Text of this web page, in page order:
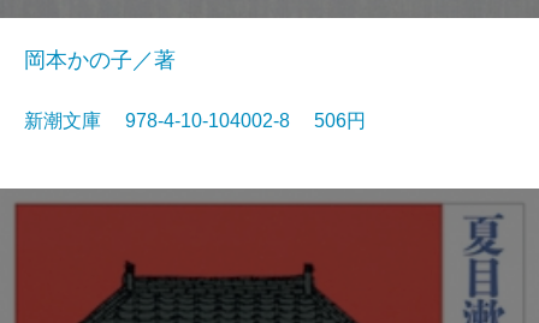
岡本かの子／著
新潮文庫 978-4-10-104002-8 506円